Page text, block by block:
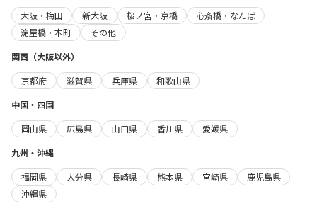
大阪・梅田
新大阪 桜ノ宮・京橋
心斎橋・なんば
淀屋橋・本町
その他
関西（大阪以外）
京都府
滋賀県 兵庫県
和歌山県
中国・四国
岡山県
広島県 山口県 香川県
愛媛県
九州・沖縄
福岡県
大分県 長崎県 熊本県 宮崎県
鹿児島県
沖縄県